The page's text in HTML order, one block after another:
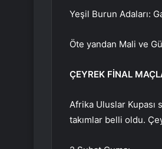
Yeşil Burun Adaları:
Öte yandan Mali ve
ÇEYREK FİNAL
Afrika Uluslar Kupası
takımlar belli oldu.